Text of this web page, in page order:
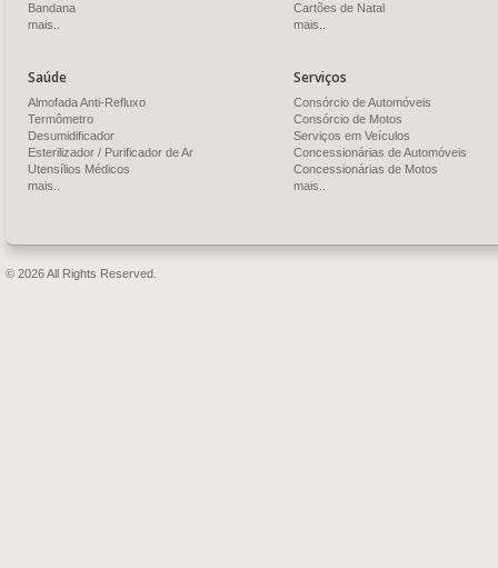
Bandana
mais..
Cartões de Natal
mais..
Saúde
Almofada Anti-Refluxo
Termômetro
Desumidificador
Esterilizador / Purificador de Ar
Utensílios Médicos
mais..
Serviços
Consórcio de Automóveis
Consórcio de Motos
Serviços em Veículos
Concessionárias de Automóveis
Concessionárias de Motos
mais..
© 2026 All Rights Reserved.